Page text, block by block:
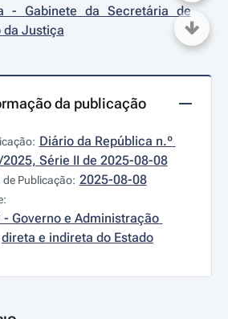
- Gabinete da Secretária de
da Justiça
da publicação
Diário da República n.º
2025, Série II de 2025-08-08
de Publicação: 2025-08-08
- Governo e Administração
direta e indireta do Estado